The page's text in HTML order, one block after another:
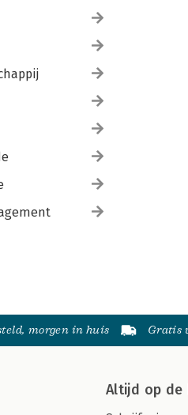
morgen in huis Gratis
Altijd op de